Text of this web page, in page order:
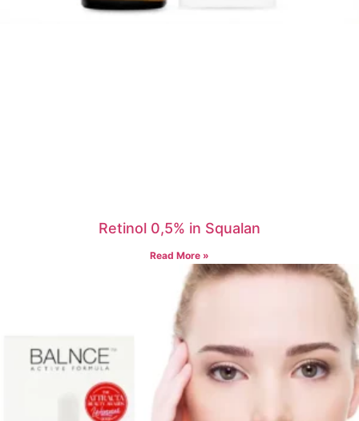
Retinol 0,5% in Squalan
Read More »